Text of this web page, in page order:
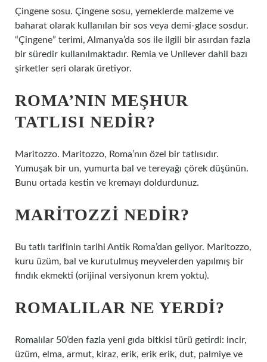
Çingene sosu. Çingene sosu, yemeklerde malzeme ve
baharat olarak kullanılan bir sos veya demi-glace sosdur.
“Çingene” terimi, Almanya’da sos ile ilgili bir asırdan fazla
bir süredir kullanılmaktadır. Remia ve Unilever dahil bazı
şirketler seri olarak üretiyor.
ROMA’NIN MEŞHUR
TATLISI NEDIR?
Maritozzo. Maritozzo, Roma’nın özel bir tatlısıdır.
Yumuşak bir un, yumurta bal ve tereyağı çörek düşünün.
Bunu ortada kestin ve kremayı doldurdunuz.
MARITOZZI NEDIR?
Bu tatlı tarifinin tarihi Antik Roma’dan geliyor. Maritozzo,
kuru üzüm, bal ve kurutulmuş meyvelerden yapılmış bir
fındık ekmekti (orijinal versiyonun krem ​​yoktu).
ROMALILAR NE YERDI?
Romalılar 50’den fazla yeni gıda bitkisi türü getirdi: incir,
üzüm, elma, armut, kiraz, erik, erik erik, dut, palmiye ve